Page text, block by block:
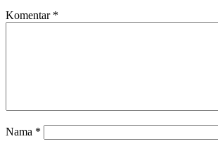
Komentar *
Nama *